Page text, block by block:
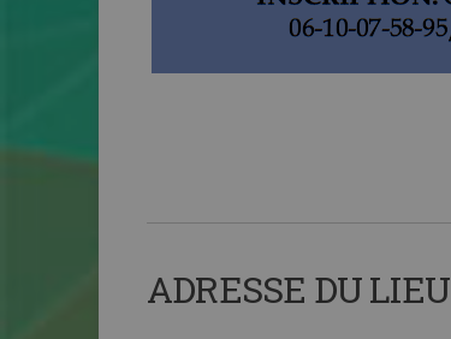
ADRESSE DU LIEU